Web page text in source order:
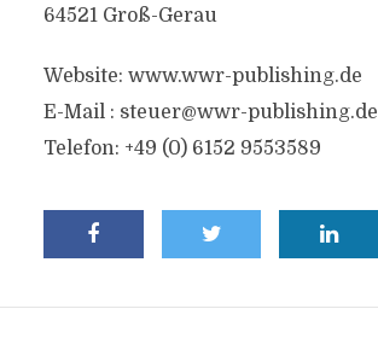
64521 Groß-Gerau
Website: www.wwr-publishing.de
E-Mail : steuer@wwr-publishing.de
Telefon: +49 (0) 6152 9553589